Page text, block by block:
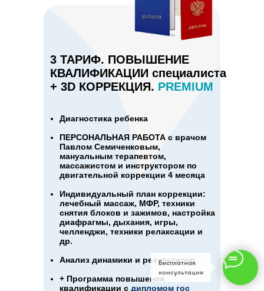
3 ТАРИФ. ПОВЫШЕНИЕ
КВАЛИФИКАЦИИ специалиста
+ 3D КОРРЕКЦИЯ. PREMIUM
Диагностика ребенка
ПЕРСОНАЛЬНАЯ РАБОТА с врачом
Павлом Семиченковым,
мануальным терапевтом,
массажистом и инструктором по
двигательной коррекции 4 месяца
Индивидуальный план коррекции:
лечебный массаж, МФР, техники
снятия блоков и зажимов, настройка
диафрагмы, дыхания, игры,
челленджи, техники релаксации и
др.
Анализ динамики и результатов
+ Программа повышения
квалификации с дипломом гос
Бесплатная
консультация